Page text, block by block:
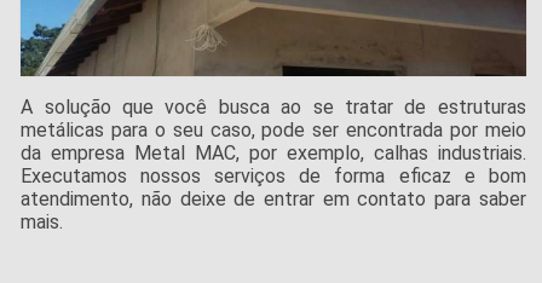
A solução que você busca ao se tratar de estruturas
metálicas para o seu caso, pode ser encontrada por meio
da empresa Metal MAC, por exemplo, calhas industriais.
Executamos nossos serviços de forma eficaz e bom
atendimento, não deixe de entrar em contato para saber
mais.